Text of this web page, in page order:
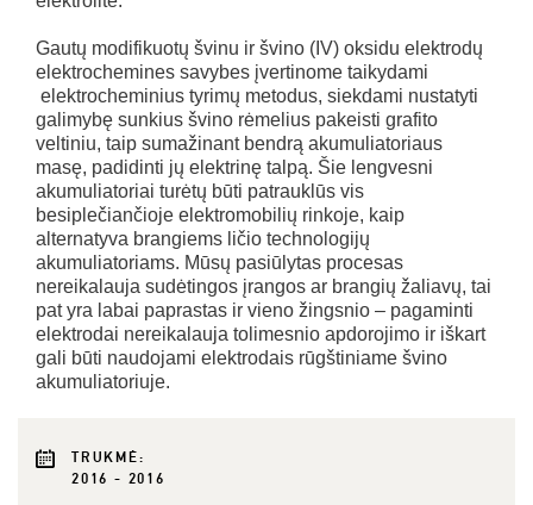
Gautų modifikuotų švinu ir švino (IV) oksidu elektrodų
elektrochemines savybes įvertinome taikydami
elektrocheminius tyrimų metodus, siekdami nustatyti
galimybę sunkius švino rėmelius pakeisti grafito
veltiniu, taip sumažinant bendrą akumuliatoriaus
masę, padidinti jų elektrinę talpą. Šie lengvesni
akumuliatoriai turėtų būti patrauklūs vis
besiplečiančioje elektromobilių rinkoje, kaip
alternatyva brangiems ličio technologijų
akumuliatoriams. Mūsų pasiūlytas procesas
nereikalauja sudėtingos įrangos ar brangių žaliavų, tai
pat yra labai paprastas ir vieno žingsnio – pagaminti
elektrodai nereikalauja tolimesnio apdorojimo ir iškart
gali būti naudojami elektrodais rūgštiniame švino
akumuliatoriuje.
TRUKMĖ:
2016 - 2016